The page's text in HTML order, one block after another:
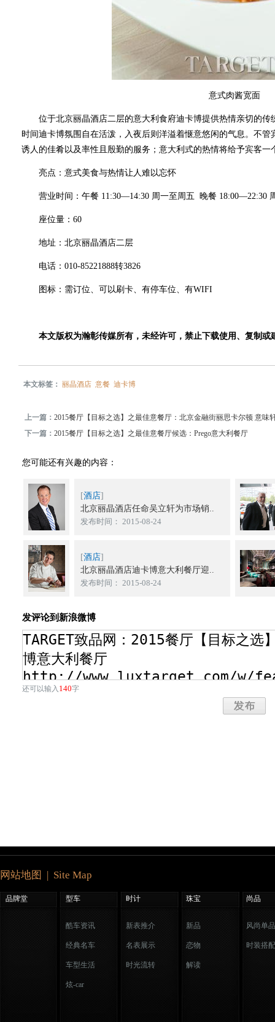
意式肉酱宽面
位于北京丽晶酒店二层的意大利食府迪卡博提供热情亲切的传
时间迪卡博氛围自在活泼，入夜后则洋溢着惬意悠闲的气息。不
诱人的佳肴以及率性且殷勤的服务；意大利式的热情将给予宾客一
亮点：意式美食与热情让人难以忘怀
营业时间：午餐 11:30—14:30 周一至周五 晚餐 18:00—22:30
座位量：60
地址：北京丽晶酒店二层
电话：010-85221888转3826
图标：需订位、可以刷卡、有停车位、有WIFI
本文版权为瀚彰传媒所有，未经许可，禁止下载使用、复制或
本文标签：丽晶酒店 意餐 迪卡博
上一篇：2015餐厅【目标之选】之最佳意餐厅：北京金融街丽思卡尔顿 意味
下一篇：2015餐厅【目标之选】之最佳意餐厅候选：Prego意大利餐厅
您可能还有兴趣的内容：
[酒店]
北京丽晶酒店任命吴立轩为市场销..
发布时间： 2015-08-24
[酒店]
北京丽晶酒店迪卡博意大利餐厅迎..
发布时间： 2015-08-24
发评论到新浪微博
还可以输入 140字
网站地图 | Site Map
品牌堂 型车 时计 珠宝 尚品
酷车资讯
经典名车
车型生活
炫-car
新表推介
名表展示
时光流转
新品
恋物
解读
风尚单品
时装搭配